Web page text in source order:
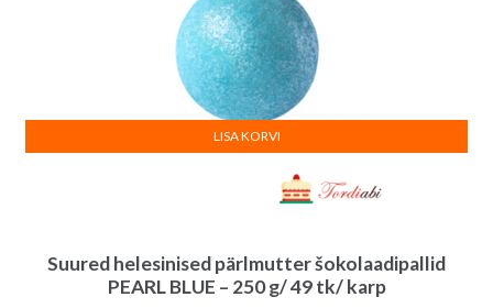
Suured helesinised pärlmutter šokolaadipallid
PEARL BLUE – 250 g/ 49 tk/ karp
LISA KORVI